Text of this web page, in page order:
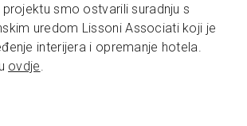
smo ostvarili suradnju s
uredom Lissoni Associati koji je
interijera i opremanje hotela.
ovdje